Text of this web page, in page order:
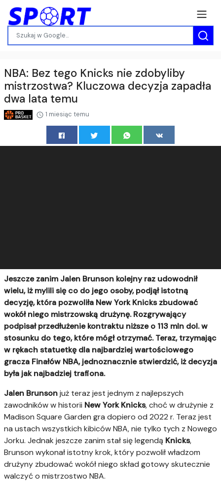
NBA: Bez tego Knicks nie zdobyliby
mistrzostwa? Kluczowa decyzja zapadła
dwa lata temu
1 miesiąc temu
Jeszcze zanim Jalen Brunson kolejny raz udowodnił
wielu, iż mylili się co do jego osoby, podjął istotną
decyzję, która pozwoliła New York Knicks zbudować
wokół niego mistrzowską drużynę. Rozgrywający
podpisał przedłużenie kontraktu niższe o 113 mln dol. w
stosunku do tego, które mógł otrzymać. Teraz, trzymając
w rękach statuetkę dla najbardziej wartościowego
gracza Finałów NBA, jednoznacznie stwierdzić, iż decyzja
była jak najbadziej trafiona.
Jalen Brunsonjuż teraz jest jednym z najlepszych
zawodników w historii New York Knicks, choć w drużynie z
Madison Square Garden gra dopiero od 2022 r. Teraz jest
na ustach wszystkich kibiców NBA, nie tylko tych z Nowego
Jorku. Jednak jeszcze zanim stał się legendą Knicks,
Brunson wykonał istotny krok, który pozwolił władzom
drużyny zbudować wokół niego skład gotowy skutecznie
walczyć o mistrzostwo NBA.